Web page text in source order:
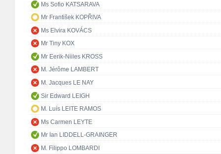
Ms Sofio KATSARAVA
Mr František KOPŘIVA
Ms Elvira KOVÁCS
Mr Tiny KOX
Mr Eerik-Niiles KROSS
M. Jérôme LAMBERT
M. Jacques LE NAY
Sir Edward LEIGH
M. Luís LEITE RAMOS
Ms Carmen LEYTE
Mr Ian LIDDELL-GRAINGER
M. Filippo LOMBARDI